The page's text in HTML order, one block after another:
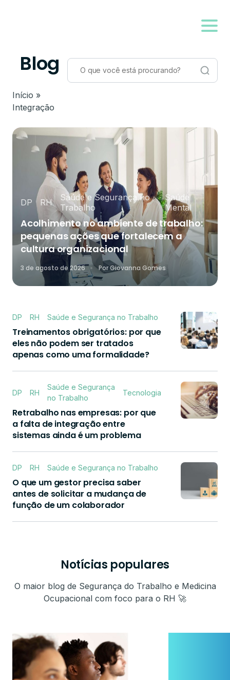
Blog
Início »
Integração
DP RH
Saúde e Segurança no
Trabalho
Saúde
Mental
Acolhimento no ambiente de trabalho:
pequenas ações que fortalecem a
cultura organizacional
3 de agosto de 2026 PorGiovanna Gomes
DP RH Saúde e Segurança no Trabalho
Treinamentos obrigatórios: por que
eles não podem ser tratados
apenas como uma formalidade?
DP RH
Saúde e Segurança
no Trabalho
Tecnologia
Retrabalho nas empresas: por que
a falta de integração entre
sistemas ainda é um problema
DP RH Saúde e Segurança no Trabalho
O que um gestor precisa saber
antes de solicitar a mudança de
função de um colaborador
Notícias populares
O maior blog de Segurança do Trabalho e Medicina
Ocupacional com foco para o RH 🚀